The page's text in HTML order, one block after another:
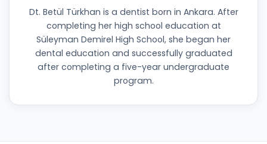
Dt. Betül Türkhan is a dentist born in Ankara. After
completing her high school education at
Süleyman Demirel High School, she began her
dental education and successfully graduated
after completing a five-year undergraduate
program.